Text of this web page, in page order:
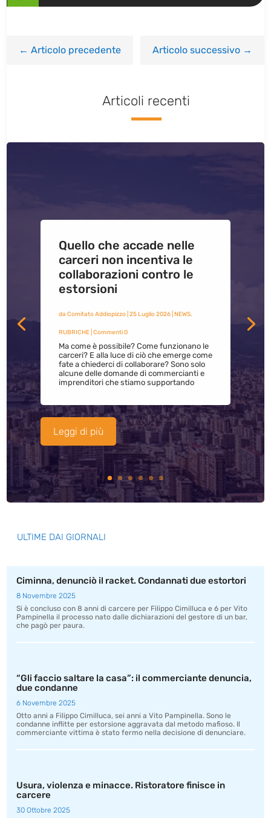
←Articolo precedente Articolo successivo→
Articoli recenti
Quello che accade nelle
carceri non incentiva le
collaborazioni contro le
estorsioni
da Comitato Addiopizzo| 25 Luglio 2026| NEWS,
RUBRICHE| Commenti 0
Ma come è possibile? Come funzionano le
carceri? E alla luce di ciò che emerge come
fate a chiederci di collaborare? Sono solo
alcune delle domande di commercianti e
imprenditori che stiamo supportando
Leggi di più
ULTIME DAI GIORNALI
Ciminna, denunciò il racket. Condannati due estortori
8 Novembre 2025
Si è concluso con 8 anni di carcere per Filippo Cimilluca e 6 per Vito
Pampinella il processo nato dalle dichiarazioni del gestore di un bar,
che pagò per paura.
“Gli faccio saltare la casa”: il commerciante denuncia,
due condanne
6 Novembre 2025
Otto anni a Filippo Cimilluca, sei anni a Vito Pampinella. Sono le
condanne inflitte per estorsione aggravata dal metodo mafioso. Il
commerciante vittima è stato fermo nella decisione di denunciare.
Usura, violenza e minacce. Ristoratore finisce in
carcere
30 Ottobre 2025